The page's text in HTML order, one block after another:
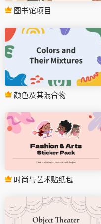
图书馆项目
颜色及其混合物
时尚与艺术贴纸包